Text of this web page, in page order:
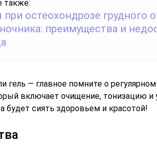
также:
остеохондрозе грудного
преимущества и
— главное помните о
включает очищение, тонизацию и
будет сиять здоровьем и красотой!